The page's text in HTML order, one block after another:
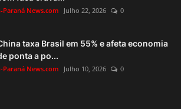
Paraná News.com Julho 22, 2026 0
taxa Brasil em 55% e afeta economia
ponta a po...
Paraná News.com Julho 10, 2026 0